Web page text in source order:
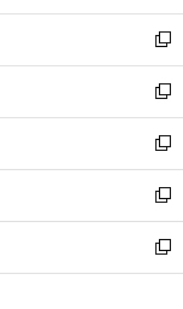
開
く
ウ
で
開
く
ン
ド
ウ
で
開
く
ウ
ィ
ン
ド
ウ
で
開
く
新
し
い
ウ
ィ
ン
ド
ウ
で
開
新
し
い
ウ
ィ
ン
ド
ウ
新
し
い
ウ
ィ
ン
新
し
い
ウ
新
し